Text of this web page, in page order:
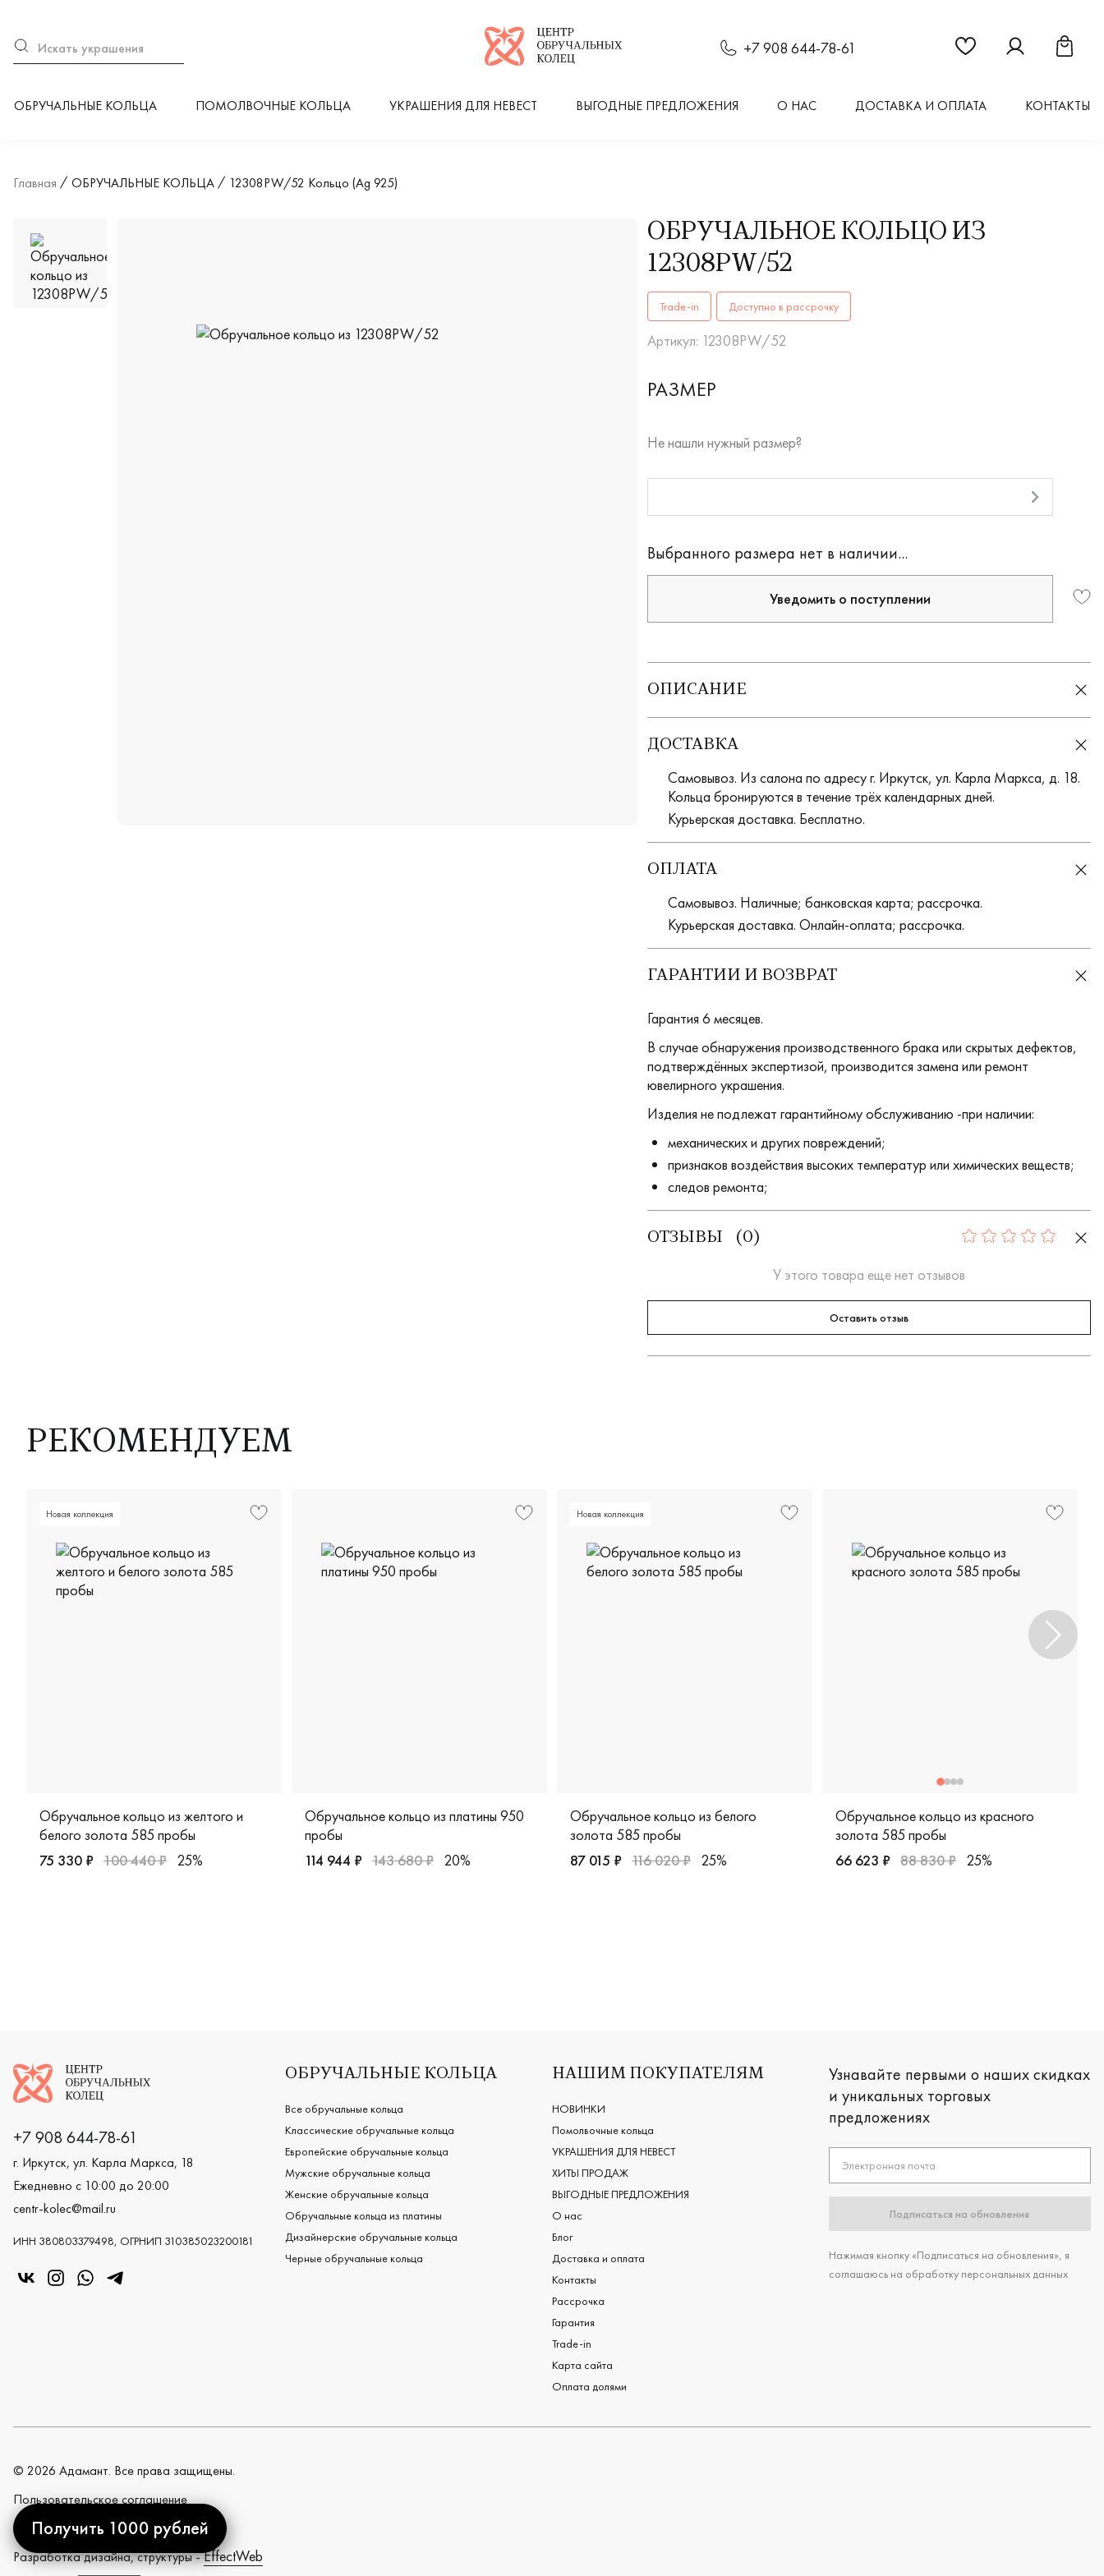
Логотип компании
+7 908 644-78-61 Ссылка на страницу
Ссылка наСсылка
ОБРУЧАЛЬНЫЕ КОЛЬЦА ПОМОЛВОЧНЫЕ КОЛЬЦА УКРАШЕНИЯ ДЛЯ НЕВЕСТ ВЫГОДНЫЕ ПРЕДЛОЖЕНИЯ О НАС ДОСТАВКА И ОПЛАТА КОНТАКТЫ
Главная ОБРУЧАЛЬНЫЕ КОЛЬЦА 12308PW/52 Кольцо (Ag 925)
ОБРУЧАЛЬНОЕ КОЛЬЦО ИЗ
12308PW/52
ОБРУЧАЛЬНЫЕ КОЛЬЦА12308PW/52купить в Иркутске. ✔️ Высокое
Trade-in Доступно в рассрочку
Артикул: 12308PW/52
РАЗМЕР
Не нашли нужный размер?
Выбранного размера нет в наличии...
Уведомить о поступлении
ОПИСАНИЕ
ДОСТАВКА
Самовывоз. Из салона по адресу г. Иркутск, ул. Карла Маркса, д. 18.
Кольца бронируются в течение трёх календарных дней.
Курьерская доставка. Бесплатно.
ОПЛАТА
Самовывоз. Наличные; банковская карта; рассрочка.
Курьерская доставка. Онлайн-оплата; рассрочка.
ГАРАНТИИ И ВОЗВРАТ
Гарантия 6 месяцев.
В случае обнаружения производственного брака или скрытых дефектов,
подтверждённых экспертизой, производится замена или ремонт
ювелирного украшения.
Изделия не подлежат гарантийному обслуживанию -при наличии:
механических и других повреждений;
признаков воздействия высоких температур или химических веществ;
следов ремонта;
ОТЗЫВЫ ( 0 ) 0
У этого товара еще нет отзывов
Оставить отзыв
РЕКОМЕНДУЕМ
Новая коллекция
Обручальное кольцо из желтого и
белого золота 585 пробы
75 330 ₽ 100 440 ₽ 25%
Обручальное кольцо из платины 950
пробы
114 944 ₽ 143 680 ₽ 20%
Новая коллекция
Обручальное кольцо из белого
золота 585 пробы
87 015 ₽ 116 020 ₽ 25%
Обручальное кольцо из красного
золота 585 пробы
66 623 ₽ 88 830 ₽ 25%
Логотип компании
+7 908 644-78-61
г. Иркутск, ул. Карла Маркса, 18
Ежедневно с 10:00 до 20:00
centr-kolec@mail.ru
ИНН 380803379498, ОГРНИП 310385023200181
«Центр колец» в VK
«Центр колец» в Instagram
«Центр колец» в Whatsapp
«Центр колец» в Telegram
ОБРУЧАЛЬНЫЕ КОЛЬЦА
Все обручальные кольца
Классические обручальные кольца
Европейские обручальные кольца
Мужские обручальные кольца
Женские обручальные кольца
Обручальные кольца из платины
Дизайнерские обручальные кольца
Черные обручальные кольца
НАШИМ ПОКУПАТЕЛЯМ
НОВИНКИ
Помолвочные кольца
УКРАШЕНИЯ ДЛЯ НЕВЕСТ
ХИТЫ ПРОДАЖ
ВЫГОДНЫЕ ПРЕДЛОЖЕНИЯ
О нас
Блог
Доставка и оплата
Контакты
Рассрочка
Гарантия
Trade-in
Карта сайта
Оплата долями
Узнавайте первыми о наших скидках
и уникальных торговых
предложениях
Электронная почта
Подписаться на обновления
Нажимая кнопку «Подписаться на обновления», я
соглашаюсь на обработку персональных данных
© 2026 Адамант. Все права защищены.
Пользовательское cоглашение
Политика конфиденциальности
Разработка дизайна, структуры -EffectWeb
Получить 1000 рублей